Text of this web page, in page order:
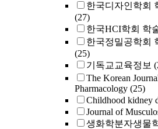
한국디자인학회
(27)
한국HCI학회 학
한국정밀공학회
(25)
기독교교육정보
The Korean
Pharmacology (25)
Childhood kidney
Journal of
생화학분자생물